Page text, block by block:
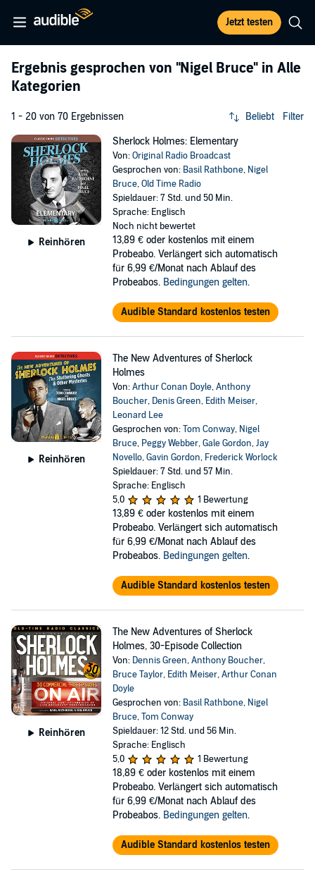
Jetzt testen
Ergebnis gesprochen von "Nigel Bruce" in Alle
Kategorien
1 - 20 von 70 Ergebnissen Beliebt Filter
Reinhören
Sherlock Holmes: Elementary
Von:Original Radio Broadcast
Gesprochen von: Basil Rathbone, Nigel
Bruce,Old Time Radio
Spieldauer: 7 Std. und 50 Min.
Sprache: Englisch
Noch nicht bewertet
13,89 € oder kostenlos mit einem
Probeabo. Verlängert sich automatisch
für 6,99 €/Monat nach Ablauf des
Probeabos. Bedingungen gelten.
Audible Standard kostenlos testen
Reinhören
The New Adventures of Sherlock
Holmes
Von:Arthur Conan Doyle,Anthony
Boucher, Denis Green, Edith Meiser,
Leonard Lee
Gesprochen von:Tom Conway, Nigel
Bruce, Peggy Webber,Gale Gordon,Jay
Novello,Gavin Gordon, Frederick Worlock
Spieldauer: 7 Std. und 57 Min.
Sprache: Englisch
5,0
1 Bewertung
13,89 € oder kostenlos mit einem
Probeabo. Verlängert sich automatisch
für 6,99 €/Monat nach Ablauf des
Probeabos. Bedingungen gelten.
Audible Standard kostenlos testen
Reinhören
The New Adventures of Sherlock
Holmes, 30-Episode Collection
Von: Dennis Green,Anthony Boucher,
Bruce Taylor, Edith Meiser,Arthur Conan
Doyle
Gesprochen von: Basil Rathbone, Nigel
Bruce,Tom Conway
Spieldauer: 12 Std. und 56 Min.
Sprache: Englisch
5,0
1 Bewertung
18,89 € oder kostenlos mit einem
Probeabo. Verlängert sich automatisch
für 6,99 €/Monat nach Ablauf des
Probeabos. Bedingungen gelten.
Audible Standard kostenlos testen